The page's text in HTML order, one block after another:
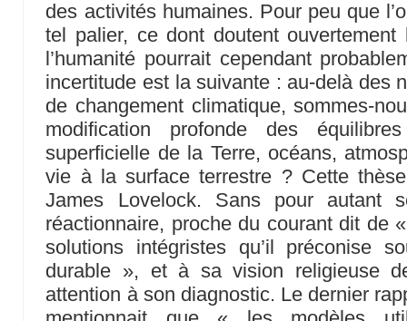
des activités humaines. Pour peu que
tel palier, ce dont doutent
l’humanité pourrait cependant
incertitude est la suivante : au-delà des
de changement climatique, sommes-
modification profonde des
superficielle de la Terre, océans,
vie à la surface terrestre ? Cette
James Lovelock. Sans pour autant
réactionnaire, proche du courant dit de
solutions intégristes qu’il préconise
durable », et à sa vision religieuse
attention à son diagnostic. Le dernier